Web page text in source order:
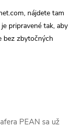
nájdete tam
pripravené tak, aby
bez zbytočných
PEAN sa už